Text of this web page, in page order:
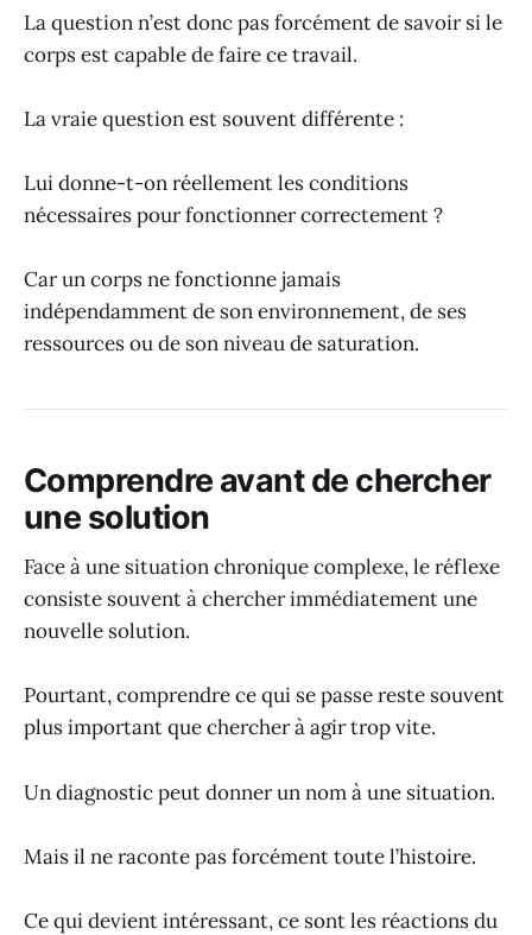
La question n’est donc pas forcément de savoir si le
corps est capable de faire ce travail.
La vraie question est souvent différente :
Lui donne-t-on réellement les conditions
nécessaires pour fonctionner correctement ?
Car un corps ne fonctionne jamais
indépendamment de son environnement, de ses
ressources ou de son niveau de saturation.
Comprendre avant de chercher
une solution
Face à une situation chronique complexe, le réflexe
consiste souvent à chercher immédiatement une
nouvelle solution.
Pourtant, comprendre ce qui se passe reste souvent
plus important que chercher à agir trop vite.
Un diagnostic peut donner un nom à une situation.
Mais il ne raconte pas forcément toute l’histoire.
Ce qui devient intéressant, ce sont les réactions du